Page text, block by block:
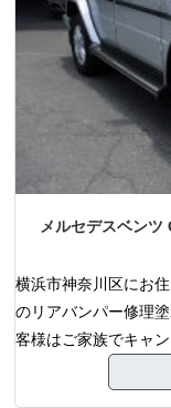
メルセデスベン
横浜市神奈川区にお
のリアバンパー修理
客様はご家族でキャ